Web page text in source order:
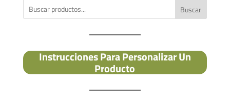
Buscar
Instrucciones Para Personalizar Un
Producto